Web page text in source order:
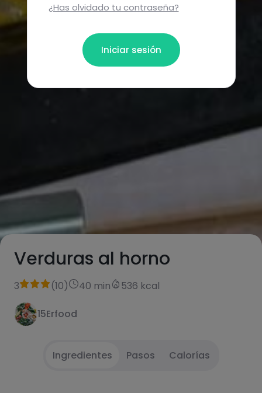
Verduras al horno
3 (10) 40 min 536 kcal
15Erfood
Ingredientes Pasos Calorías
¿Has olvidado tu contraseña?
Iniciar sesión